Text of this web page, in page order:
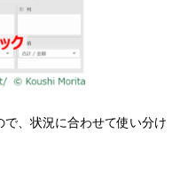
、状況に合わせて使い分け